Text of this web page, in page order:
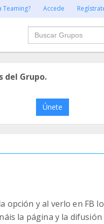
Teaming? Accede
Buscar
del Grupo.
Únete
opción y al verlo en FB
la página y la difusión